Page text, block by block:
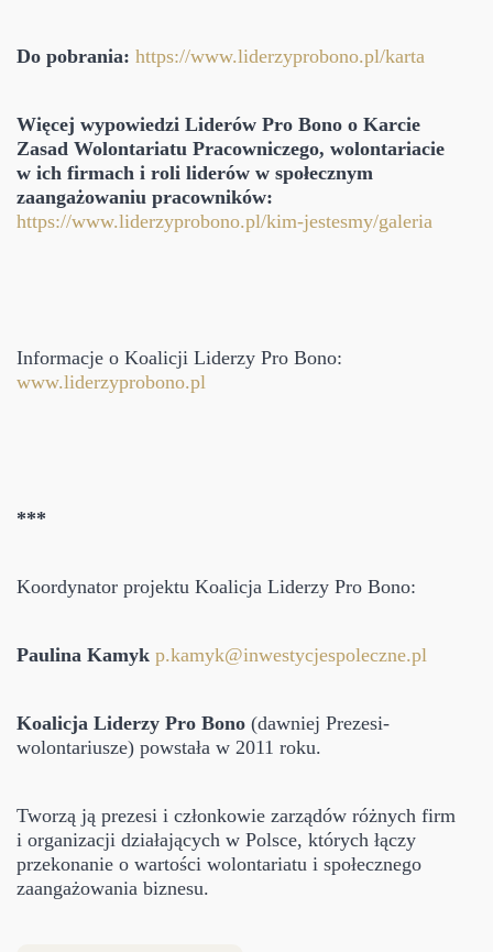
Do pobrania: https://www.liderzyprobono.pl/karta
Więcej wypowiedzi Liderów Pro Bono o Karcie
Zasad Wolontariatu Pracowniczego, wolontariacie
w ich firmach i roli liderów w społecznym
zaangażowaniu pracowników:
https://www.liderzyprobono.pl/kim-jestesmy/galeria
Informacje o Koalicji Liderzy Pro Bono:
www.liderzyprobono.pl
***
Koordynator projektu Koalicja Liderzy Pro Bono:
Paulina Kamyk p.kamyk@inwestycjespoleczne.pl
Koalicja Liderzy Pro Bono (dawniej Prezesi-
wolontariusze) powstała w 2011 roku.
Tworzą ją prezesi i członkowie zarządów różnych firm
i organizacji działających w Polsce, których łączy
przekonanie o wartości wolontariatu i społecznego
zaangażowania biznesu.